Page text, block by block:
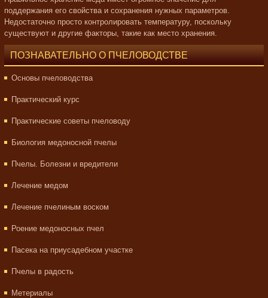
поддержания его свойства и сохранения нужных параметров.
Недостаточно просто контролировать температуру, поскольку
существуют и другие факторы, такие как место хранения.
ПОЗНАВАТЕЛЬНО О ПЧЕЛОВОДСТВЕ
Основы пчеловодства
Практический курс
Практические советы пчеловоду
Биология медоносной пчелы
Пчелы. Болезни и вредители
Лечение медом
Лечение пчелиным воском
Роение медоносных пчел
Пасека на приусадебном участке
Пчелы в радость
Метериалы